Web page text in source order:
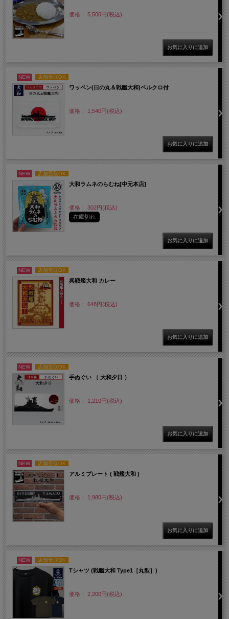
価格： 5,500円(税込)
NEW 店舗受取OK
ワッペン(日の丸＆戦艦大和)ベルクロ付
価格： 1,540円(税込)
NEW 店舗受取OK
大和ラムネのらむね[中元本店]
価格： 302円(税込)
在庫切れ
NEW 店舗受取OK
呉戦艦大和 カレー
価格： 648円(税込)
NEW 店舗受取OK
手ぬぐい （ 大和夕日 ）
価格： 1,210円(税込)
NEW 店舗受取OK
アルミプレート ( 戦艦大和 )
価格： 1,980円(税込)
NEW 店舗受取OK
Tシャツ (戦艦大和 Type1［丸型］)
価格： 2,200円(税込)